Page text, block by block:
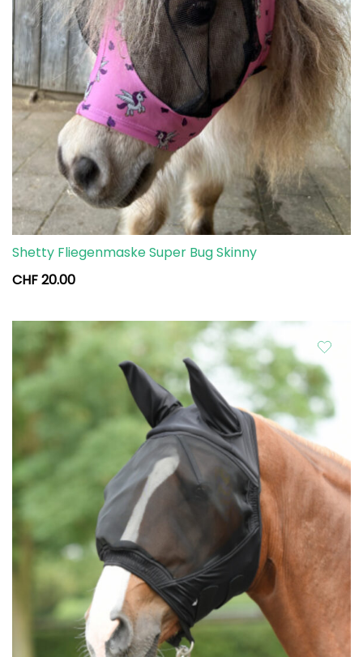
Shetty Fliegenmaske Super Bug Skinny
CHF20.00